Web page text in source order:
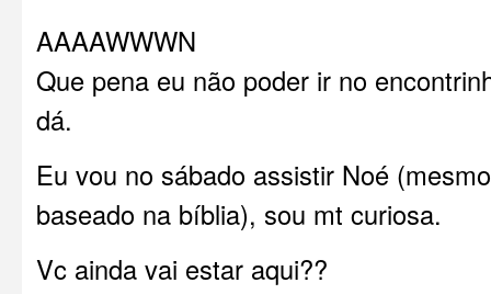
AAAAWWWN
Que pena eu não poder ir no
dá.
Eu vou no sábado assistir Noé
baseado na bíblia), sou mt curiosa.
Vc ainda vai estar aqui??